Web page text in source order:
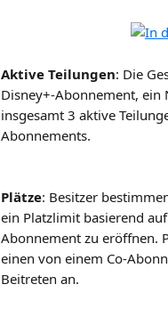
Aktive Teilungen: Die
Disney+-Abonnement,
insgesamt 3 aktive
Abonnements.
Plätze: Besitzer
ein Platzlimit basierend
Abonnement zu eröffnen.
einen von einem Co-
Beitreten an.